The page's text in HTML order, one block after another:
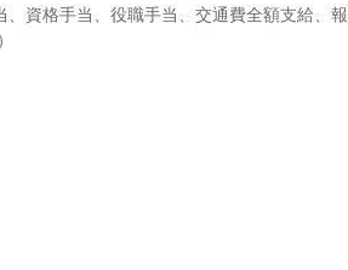
資格手当、役職手当、交通費全額支給、報